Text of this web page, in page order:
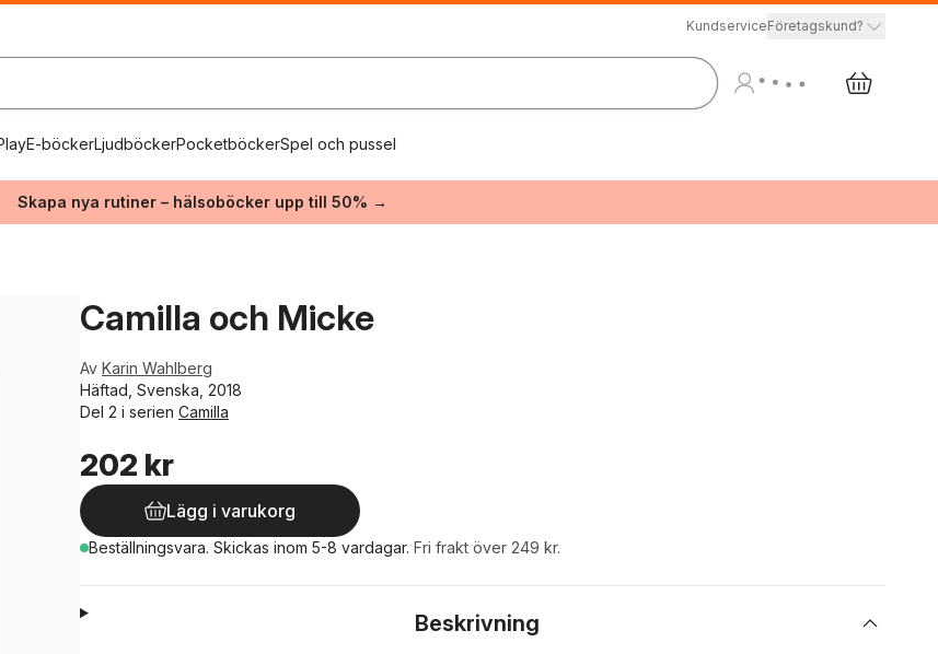
KundserviceFöretagskund?
E-böckerLjudböckerPocketböckerSpel och pussel
Skapa nya rutiner – hälsoböcker upp till 50% →
Camilla och Micke
Av Karin Wahlberg
Häftad, Svenska, 2018
Del 2 i serien Camilla
202 kr
Lägg i varukorg
Beställningsvara. Skickas inom 5-8 vardagar. Fri frakt över 249 kr.
Beskrivning